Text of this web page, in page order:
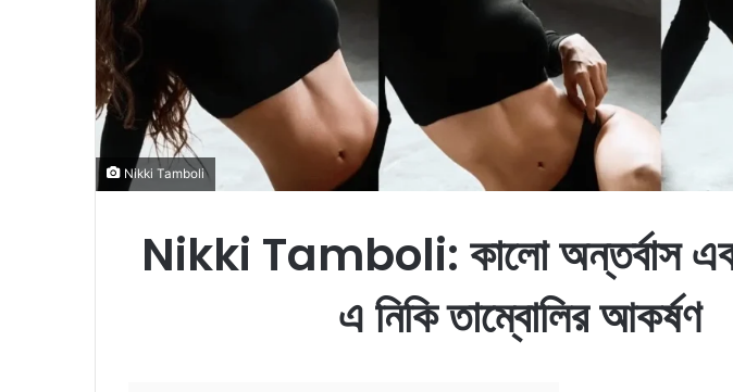
Nikki Tamboli
Nikki Tamboli: কালো অন্তর্বাস
এ নিকি তাম্বোলির আকর্ষণ